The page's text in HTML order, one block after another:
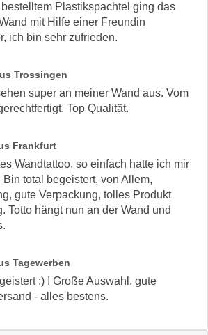
Plastikspachtel ging das
mit Hilfe einer Freundin
ich bin sehr zufrieden.
Trossingen
super an meiner Wand aus. Vom
Top Qualität.
Frankfurt
Wandtattoo, so einfach hatte ich mir
total begeistert, von Allem,
gute Verpackung, tolles Produkt
Totto hängt nun an der Wand und
Tagewerben
:) ! Große Auswahl, gute
- alles bestens.